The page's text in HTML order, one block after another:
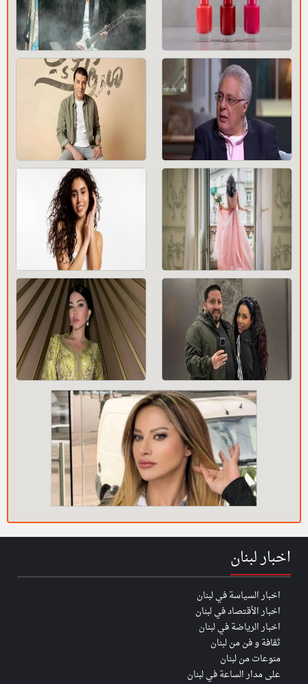
اخبار لبنان
اخبار السياسة في لبنان
اخبار الأقتصاد في لبنان
اخبار الرياضة في لبنان
ثقافة و فن من لبنان
منوعات من لبنان
على مدار الساعة في لبنان